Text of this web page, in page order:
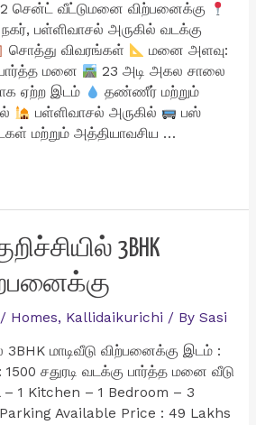
2 சென்ட் வீட்டுமனை விற்பனைக்கு
பள்ளிவாசல் அருகில் வடக்கு
சொத்து விவரங்கள்
மனை அளவு:
மனை
23 அடி அகல சாலை
ஏற்ற இடம்
தண்ணீர் மற்றும்
பள்ளிவாசல் அருகில்
பஸ்
மற்றும் அத்தியாவசிய …
3BHK
/ Homes, Kallidaikurichi / By Sasi
3BHK மாடிவீடு விற்பனைக்கு இடம் :
சதுரடி வடக்கு பார்த்த மனை வீடு
1 Kitchen – 1 Bedroom – 3
Available Price : 49 Lakhs